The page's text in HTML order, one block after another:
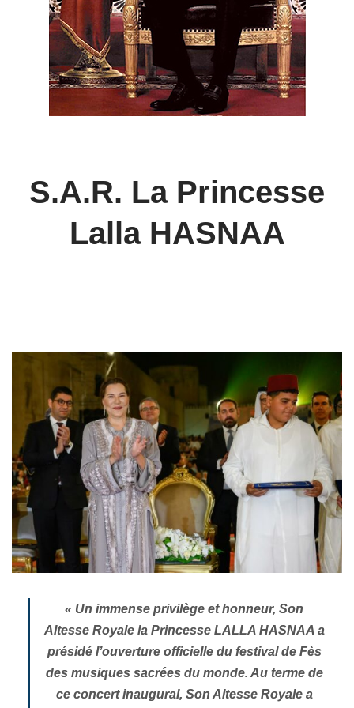
S.A.R. La Princesse
Lalla HASNAA
« Un immense privilège et honneur, Son
Altesse Royale la Princesse LALLA HASNAA a
présidé l’ouverture officielle du festival de Fès
des musiques sacrées du monde. Au terme de
ce concert inaugural, Son Altesse Royale a